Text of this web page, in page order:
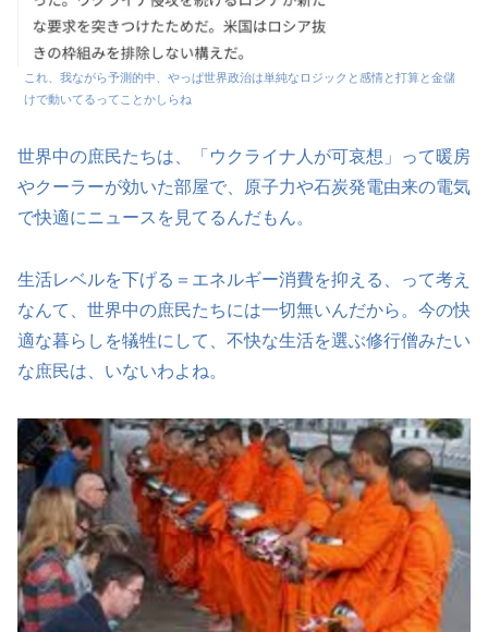
これ、我ながら予測的中、やっぱ世界政治は単純なロジックと感情と打算と金儲
けで動いてるってことかしらね
世界中の庶民たちは、「ウクライナ人が可哀想」って暖房
やクーラーが効いた部屋で、原子力や石炭発電由来の電気
で快適にニュースを見てるんだもん。
生活レベルを下げる＝エネルギー消費を抑える、って考え
なんて、世界中の庶民たちには一切無いんだから。今の快
適な暮らしを犠牲にして、不快な生活を選ぶ修行僧みたい
な庶民は、いないわよね。